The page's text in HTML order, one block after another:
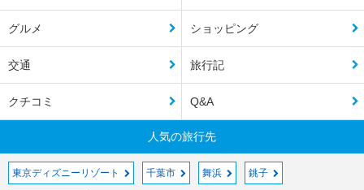
グルメ ショッピング
交通 旅行記
クチコミ Q&A
人気の旅行先
東京ディズニーリゾート 千葉市 舞浜 銚子